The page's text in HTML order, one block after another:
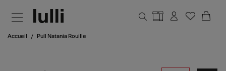
Accueil Pull Natania Rouille